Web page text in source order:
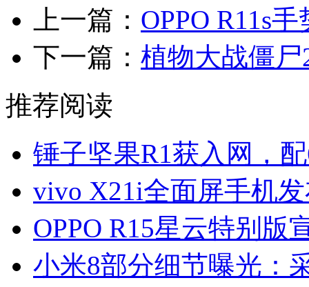
上一篇： OPPO R11s
下一篇： 植物大战僵
推荐阅读
锤子坚果R1获入网，
vivo X21i全面屏手机
OPPO R15星云特别版
小米8部分细节曝光：